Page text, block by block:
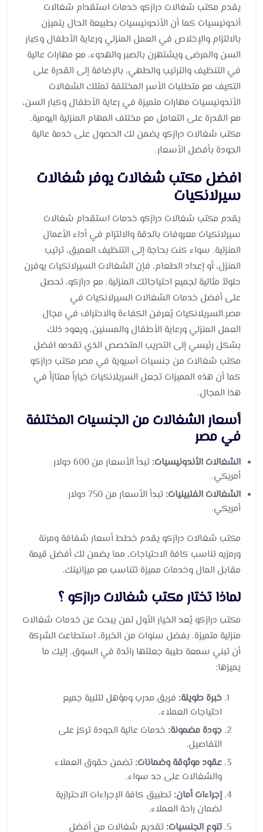
يقدم مكتب شغالات درازكو خدمات استقدام شغالات
أندونيسيات كما أن الأندونيسيات بطبيعة الحال يتميزن
بالالتزام والإخلاص في العمل المنزلي ورعاية الأطفال وكبار
السن والمرضى ويشتهرن بالصبر والهدوء، مع مهارات عالية
في التنظيف والترتيب والطهي، بالإضافة إلى القدرة على
التكيف مع متطلبات الأسر المختلفة تمتلك الشغالات
الأندونيسيات مهارات متميزة في رعاية الأطفال وكبار السن،
مع القدرة على التعامل مع مختلف المهام المنزلية اليومية.
مكتب شغالات درازكو يضمن لك الحصول على خدمة عالية
الجودة بأفضل الأسعار.
افضل مكتب شغالات يوفر شغالات
سيرلانكيات
يقدم مكتب شغالات درازكو خدمات استقدام شغالات
سيرلانكيات معروفات بالدقة والالتزام في أداء الأعمال
المنزلية. سواء كنت بحاجة إلى التنظيف العميق، ترتيب
المنزل، أو إعداد الطعام، فإن الشغالات السيرلانكيات يوفرن
حلولاً مثالية لجميع احتياجاتك المنزلية. مع درازكو، تحصل
على أفضل خدمات الشغالات السيرلانكيات في
مصر.السريلانكيات يُعرفن الكفاءة والاحتراف في مجال
العمل المنزلي ورعاية الأطفال والمسنين، ويعود ذلك
بشكل رئيسي إلى التدريب المتخصص الذي تقدمه افضل
مكتب شغالات من جنسيات آسيوية في مصر مكتب درازكو
كما أن هذه المميزات تجعل السريلانكيات خياراً ممتازاً في
هذا المجال.
أسعار الشغالات من الجنسيات المختلفة
في مصر
الشغالات الأندونيسيات:
تبدأ الأسعار من 600 دولار
أمريكي.
الشغالات الفلبينيات:
تبدأ الأسعار من 750 دولار
أمريكي.
مكتب شغالات درازكو يقدم خطط أسعار شفافة ومرنة
ورمزيه تناسب كافة الاحتياجات، مما يضمن لك أفضل قيمة
مقابل المال وخدمات مميزة تتناسب مع ميزانيتك.
لماذا تختار مكتب شغالات درازكو ؟
مكتب درازكو يُعد الخيار الأول لمن يبحث عن خدمات شغالات
منزلية متميزة. بفضل سنوات من الخبرة، استطاعت الشركة
أن تبني سمعة طيبة جعلتها رائدة في السوق. إليك ما
يميزها:
خبرة طويلة: فريق مدرب ومؤهل لتلبية جميع
احتياجات العملاء.
جودة مضمونة: خدمات عالية الجودة تركز على
التفاصيل.
عقود موثوقة وضمانات: تضمن حقوق العملاء
والشغالات على حد سواء.
إجراءات أمان: تطبيق كافة الإجراءات الاحترازية
لضمان راحة العملاء.
تنوع الجنسيات: تقديم شغالات من أفضل